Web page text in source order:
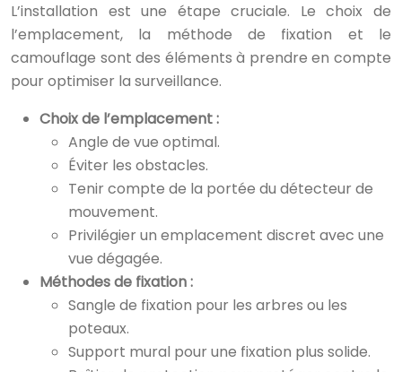
L’installation est une étape cruciale. Le choix de
l’emplacement, la méthode de fixation et le
camouflage sont des éléments à prendre en compte
pour optimiser la surveillance.
Choix de l’emplacement :
Angle de vue optimal.
Éviter les obstacles.
Tenir compte de la portée du détecteur de
mouvement.
Privilégier un emplacement discret avec une
vue dégagée.
Méthodes de fixation :
Sangle de fixation pour les arbres ou les
poteaux.
Support mural pour une fixation plus solide.